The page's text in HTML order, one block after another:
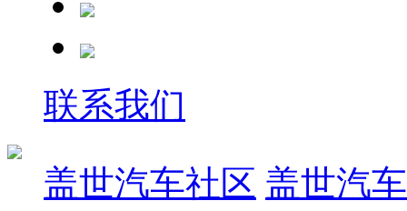
联系我们
盖世汽车社区 盖世汽